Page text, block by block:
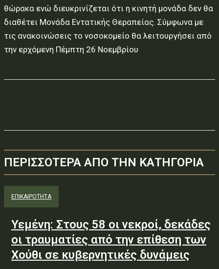
θώρακα ενώ διευκρινίζεται ότι η κινητή μονάδα δεν θα
διαθέτει Μονάδα Εντατικής Θεραπείας. Σύμφωνα με
τις ανακοινώσεις το νοσοκομείο θα λειτουργήσει από
την ερχόμενη Πέμπτη 26 Νοεμβρίου
ΠΕΡΙΣΣΟΤΕΡΑ ΑΠΟ ΤΗΝ ΚΑΤΗΓΟΡΙΑ
ΕΠΙΚΑΙΡΟΤΗΤΑ
Υεμένη: Στους 58 οι νεκροί, δεκάδες
οι τραυματίες από την επίθεση των
Χούθι σε κυβερνητικές δυνάμεις